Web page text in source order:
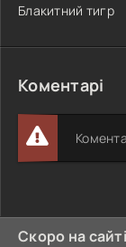
Блакитний тигр
Коментарі
Скоро на сайті